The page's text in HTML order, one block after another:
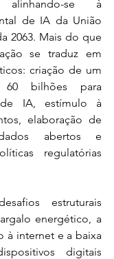
alinhando-se à
de IA da União
2063. Mais do que
se traduz em
criação de um
bilhões para
de IA, estímulo à
elaboração de
abertos e
regulatórias
estruturais
energético, a
à internet e a baixa
digitais